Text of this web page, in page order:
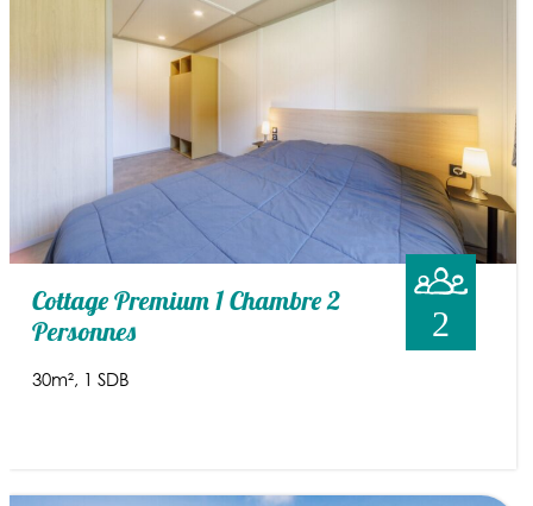
Cottage Premium 1 Chambre 2
Personnes
30m² 1 SDB
2